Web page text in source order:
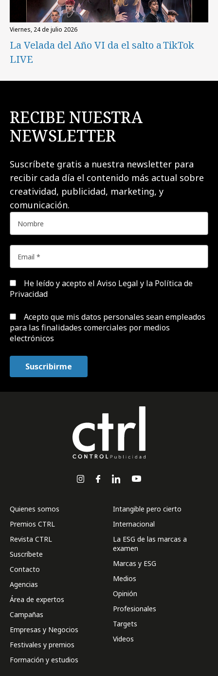
viernes, 24 de julio 2026
La Velada del Año VI da el salto a TikTok
LIVE
RECIBE NUESTRA
NEWSLETTER
Suscríbete gratis a nuestra newsletter para
recibir cada día el contenido más actual sobre
creatividad, publicidad, marketing, y
comunicación.
He leído y acepto el Aviso Legal y la Política de
Privacidad
Acepto que mis datos personales sean empleados
para las finalidades comerciales por medios
electrónicos
Quienes somos
Premios CTRL
Revista CTRL
Suscríbete
Contacto
Agencias
Área de expertos
Campañas
Empresas y Negocios
Festivales y premios
Formación y estudios
Intangible pero cierto
Internacional
La ESG de las marcas a
examen
Marcas y ESG
Medios
Opinión
Profesionales
Targets
Videos